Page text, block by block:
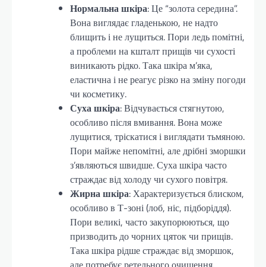
Нормальна шкіра: Це “золота середина”.
Вона виглядає гладенькою, не надто
блищить і не лущиться. Пори ледь помітні,
а проблеми на кшталт прищів чи сухості
виникають рідко. Така шкіра м’яка,
еластична і не реагує різко на зміну погоди
чи косметику.
Суха шкіра: Відчувається стягнутою,
особливо після вмивання. Вона може
лущитися, тріскатися і виглядати тьмяною.
Пори майже непомітні, але дрібні зморшки
з’являються швидше. Суха шкіра часто
страждає від холоду чи сухого повітря.
Жирна шкіра: Характеризується блиском,
особливо в Т-зоні (лоб, ніс, підборіддя).
Пори великі, часто закупорюються, що
призводить до чорних цяток чи прищів.
Така шкіра рідше страждає від зморшок,